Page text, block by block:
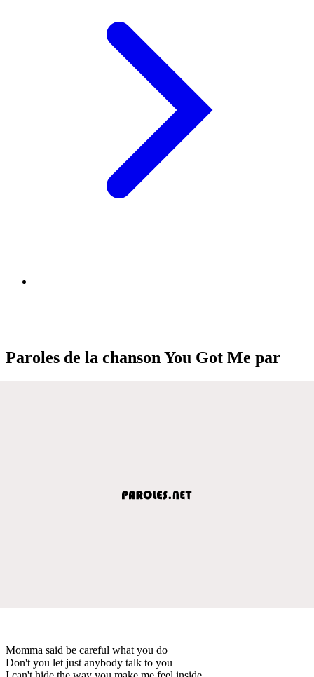
Paroles de la chanson You Got Me par
Momma said be careful what you do
Don't you let just anybody talk to you